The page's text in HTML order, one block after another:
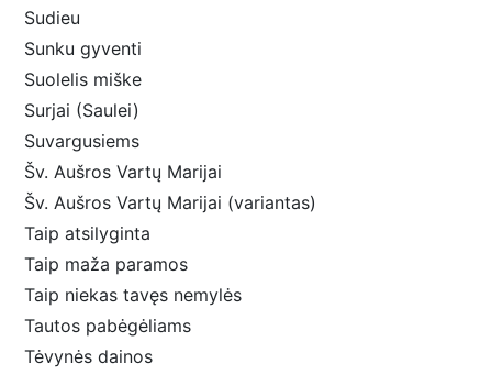
Sudieu
Sunku gyventi
Suolelis miške
Surjai (Saulei)
Suvargusiems
Šv. Aušros Vartų Marijai
Šv. Aušros Vartų Marijai (variantas)
Taip atsilyginta
Taip maža paramos
Taip niekas tavęs nemylės
Tautos pabėgėliams
Tėvynės dainos